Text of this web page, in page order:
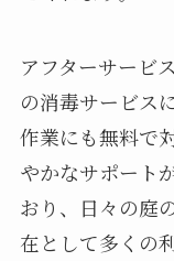
アフターサービ
の消毒サービス
作業にも無料で
やかなサポート
おり、日々の庭
在として多くの